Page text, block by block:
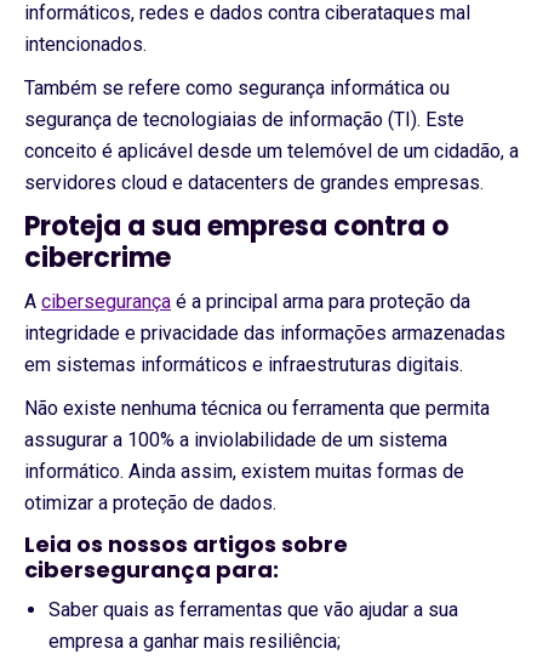
informáticos, redes e dados contra ciberataques mal
intencionados.
Também se refere como segurança informática ou
segurança de tecnologiaias de informação (TI). Este
conceito é aplicável desde um telemóvel de um cidadão, a
servidores cloud e datacenters de grandes empresas.
Proteja a sua empresa contra o
cibercrime
A cibersegurança é a principal arma para proteção da
integridade e privacidade das informações armazenadas
em sistemas informáticos e infraestruturas digitais.
Não existe nenhuma técnica ou ferramenta que permita
assugurar a 100% a inviolabilidade de um sistema
informático. Ainda assim, existem muitas formas de
otimizar a proteção de dados.
Leia os nossos artigos sobre
cibersegurança para:
Saber quais as ferramentas que vão ajudar a sua
empresa a ganhar mais resiliência;